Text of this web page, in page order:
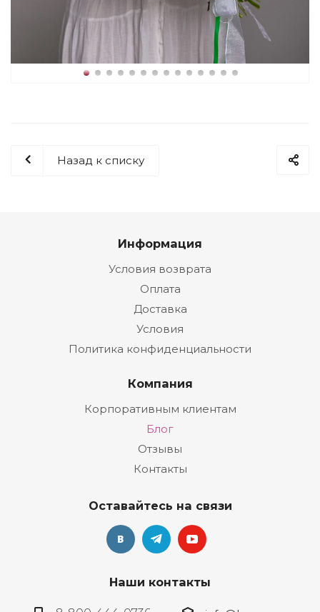
Назад к списку
Информация
Условия возврата
Оплата
Доставка
Условия
Политика конфиденциальности
Компания
Корпоративным клиентам
Блог
Отзывы
Контакты
Оставайтесь на связи
Наши контакты